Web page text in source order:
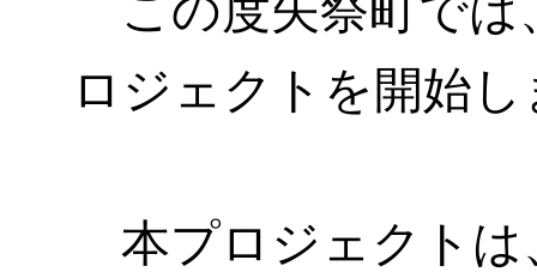
ロジェクトを開始
本プロジェクトは